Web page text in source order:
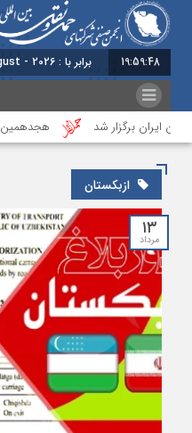
19:59:49 برابر با : Saturday - 8 August - 2026
برگزار شد هجدهمین
ازبکستان
۱۳
مرداد